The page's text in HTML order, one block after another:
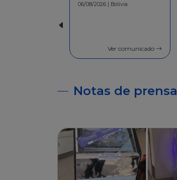
30/07/2026 | Bolivia
Ver comunicado
Notas de prensa